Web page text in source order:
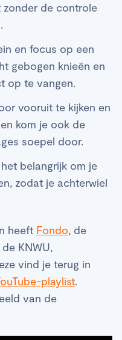
de controle
en focus op een
gebogen knieën en
op te vangen.
vooruit te kijken en
kom je ook de
soepel door.
belangrijk om je
zodat je achterwiel
heeft Fondo, de
KNWU,
vind je terug in
playlist.
van de